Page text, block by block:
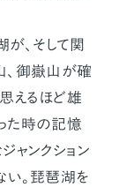
、そして関
、御嶽山が確
えるほど雄
た時の記憶
ャンクション
い。琵琶湖を